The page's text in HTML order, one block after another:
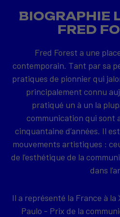
BIOGRAPHIE
FRED
Fred Forest a une
contemporain. Tant par sa
pratiques de pionnier qui
principalement connu
pratiqué un à un la
communication qui sont
cinquantaine d’années. Il
mouvements artistiques :
de l’esthétique de la
dans
Il a représenté la France à la
Paulo - Prix de la